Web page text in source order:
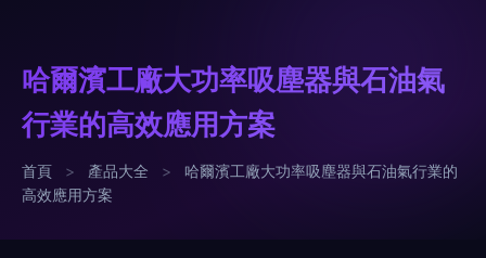
哈爾濱工廠大功率吸塵器與石油氣
行業的高效應用方案
首頁 > 產品大全 >
哈爾濱工廠大功率吸塵器與石油氣行業的
高效應用方案